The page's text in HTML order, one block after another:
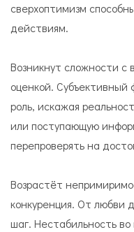
сверхоптимизм
действиям.
Возникнут сложности с
оценкой.
роль, искажая
или поступающую
перепроверять на
Возрастёт
конкуренция. От любви
шаг. Нестабильность